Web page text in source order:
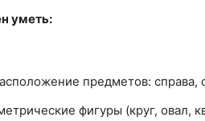
уметь:
предметов: справа,
фигуры (круг, овал,